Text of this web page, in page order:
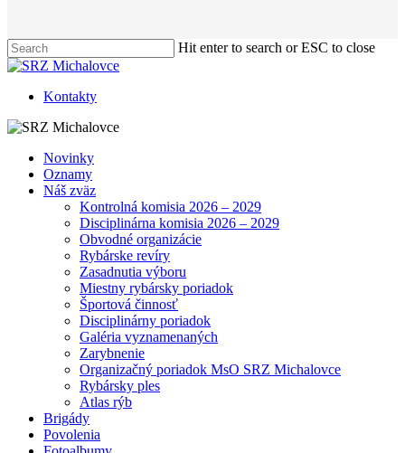
Hit enter to search or ESC to close
Close
Kontakty
Menu
Novinky
Oznamy
Náš zväz
Kontrolná komisia 2026 – 2029
Disciplinárna komisia 2026 – 2029
Obvodné organizácie
Rybárske revíry
Zasadnutia výboru
Miestny rybársky poriadok
Športová činnosť
Disciplinárny poriadok
Galéria vyznamenaných
Zarybnenie
Organizačný poriadok MsO SRZ Michalovce
Rybársky ples
Atlas rýb
Brigády
Povolenia